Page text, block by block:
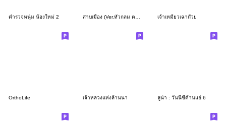
ตำรวจหนุ่ม น้องใหม่ 2 เจ้าเหมียวเฉาก๊วย
OrthoLife เจ้าหลวงแห่งล้านนา ลูน่า : วันนี้ขี้ค้านแอ่ 6